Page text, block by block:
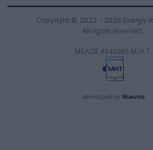
Copyright © 2023 - 2026 Energy
All rights reserved.
ΜΕΛΟΣ #242065 Μ.Η.Τ.
developed by Nuevvo